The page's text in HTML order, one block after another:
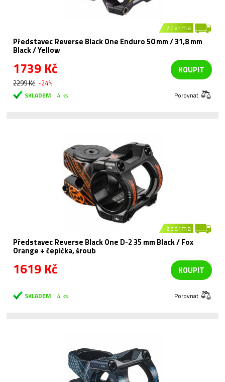
zdarma
Představec Reverse Black One Enduro 50 mm / 31,8 mm
Black / Yellow
1739 Kč
2299 Kč -24%
KOUPIT
SKLADEM 4 ks Porovnat
zdarma
Představec Reverse Black One D-2 35 mm Black / Fox
Orange + čepička, šroub
1619 Kč KOUPIT
SKLADEM 4 ks Porovnat